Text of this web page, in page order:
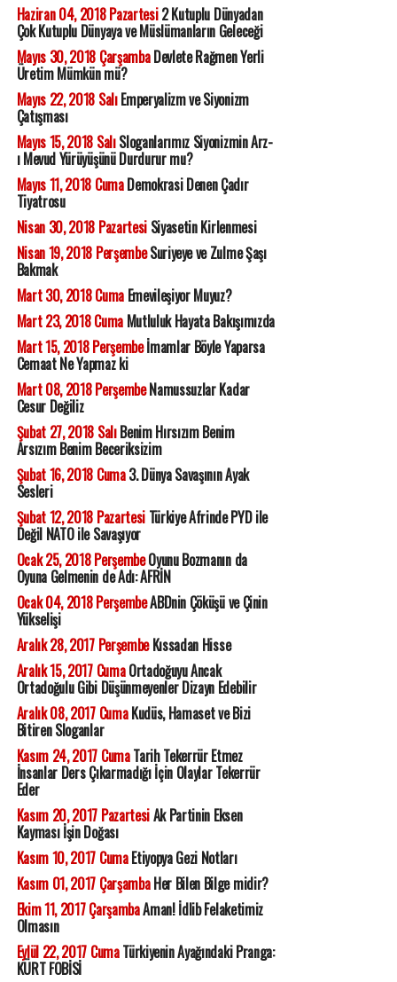
Haziran 04, 2018 Pazartesi2 Kutuplu Dünyadan
Çok Kutuplu Dünyaya ve Müslümanların Geleceği
Mayıs 30, 2018 ÇarşambaDevlete Rağmen Yerli
Üretim Mümkün mü?
Mayıs 22, 2018 SalıEmperyalizm ve Siyonizm
Çatışması
Mayıs 15, 2018 SalıSloganlarımız Siyonizmin Arz-
ı Mevud Yürüyüşünü Durdurur mu?
Mayıs 11, 2018 CumaDemokrasi Denen Çadır
Tiyatrosu
Nisan 30, 2018 PazartesiSiyasetin Kirlenmesi
Nisan 19, 2018 PerşembeSuriyeye ve Zulme Şaşı
Bakmak
Mart 30, 2018 CumaEmevileşiyor Muyuz?
Mart 23, 2018 CumaMutluluk Hayata Bakışımızda
Mart 15, 2018 Perşembeİmamlar Böyle Yaparsa
Cemaat Ne Yapmaz ki
Mart 08, 2018 PerşembeNamussuzlar Kadar
Cesur Değiliz
Şubat 27, 2018 SalıBenim Hırsızım Benim
Arsızım Benim Beceriksizim
Şubat 16, 2018 Cuma3. Dünya Savaşının Ayak
Sesleri
Şubat 12, 2018 PazartesiTürkiye Afrinde PYD ile
Değil NATO ile Savaşıyor
Ocak 25, 2018 PerşembeOyunu Bozmanın da
Oyuna Gelmenin de Adı: AFRİN
Ocak 04, 2018 PerşembeABDnin Çöküşü ve Çinin
Yükselişi
Aralık 28, 2017 PerşembeKıssadan Hisse
Aralık 15, 2017 CumaOrtadoğuyu Ancak
Ortadoğulu Gibi Düşünmeyenler Dizayn Edebilir
Aralık 08, 2017 CumaKudüs, Hamaset ve Bizi
Bitiren Sloganlar
Kasım 24, 2017 CumaTarih Tekerrür Etmez
İnsanlar Ders Çıkarmadığı İçin Olaylar Tekerrür
Eder
Kasım 20, 2017 PazartesiAk Partinin Eksen
Kayması İşin Doğası
Kasım 10, 2017 CumaEtiyopya Gezi Notları
Kasım 01, 2017 ÇarşambaHer Bilen Bilge midir?
Ekim 11, 2017 ÇarşambaAman! İdlib Felaketimiz
Olmasın
Eylül 22, 2017 CumaTürkiyenin Ayağındaki Pranga:
KÜRT FOBİSİ